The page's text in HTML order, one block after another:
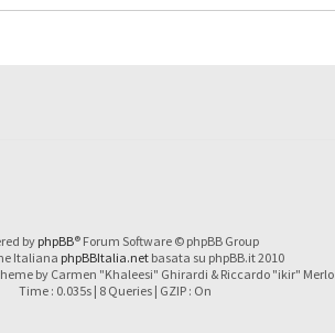
byphpBB® Forum Software © phpBB Group
Italiana phpBBItalia.netbasata su phpBB.it 2010
by Carmen "Khaleesi" Ghirardi & Riccardo "ikir" Merlo
Time : 0.035s | 8 Queries | GZIP : On